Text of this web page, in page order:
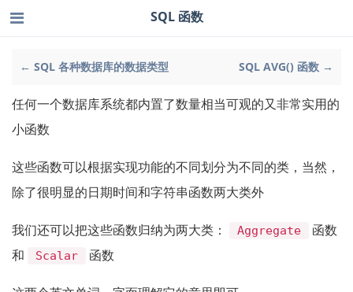
← SQL 各种数据库的数据类型 SQL AVG() 函数 →
SQL 函数
任何一个数据库系统都内置了数量相当可观的又非常实用的
小函数
这些函数可以根据实现功能的不同划分为不同的类，当然，
除了很明显的日期时间和字符串函数两大类外
我们还可以把这些函数归纳为两大类： Aggregate
函数
和
Scalar 函数